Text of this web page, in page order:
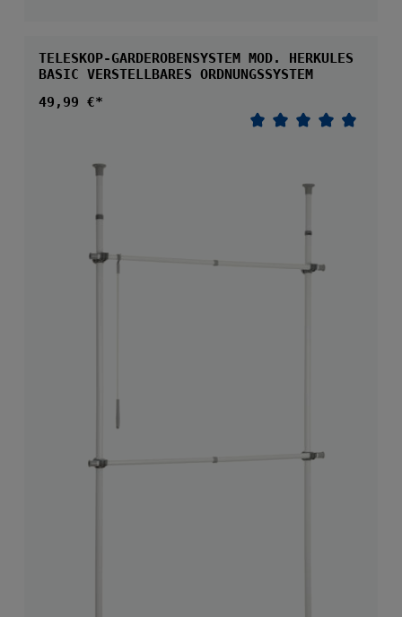
TELESKOP-GARDEROBENSYSTEM MOD. HERKULES
BASIC VERSTELLBARES ORDNUNGSSYSTEM
Regulärer Preis:
49,99 €*